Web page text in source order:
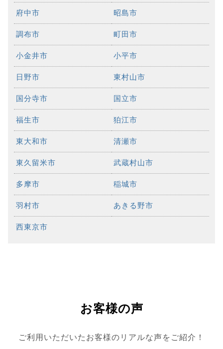
府中市 昭島市
調布市 町田市
小金井市 小平市
日野市 東村山市
国分寺市 国立市
福生市 狛江市
東大和市 清瀬市
東久留米市 武蔵村山市
多摩市 稲城市
羽村市 あきる野市
西東京市
お客様の声
ご利用いただいたお客様のリアルな声をご紹介！